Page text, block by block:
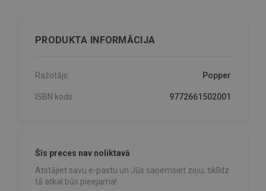
PRODUKTA INFORMĀCIJA
Ražotājs: Popper
ISBN kods: 9772661502001
Šīs preces nav noliktavā
Atstājiet savu e-pastu un Jūs saņemsiet ziņu, tiklīdz
tā atkal būs pieejama!